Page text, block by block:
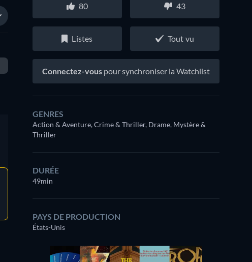
80 43
Listes Tout vu
Connectez-vous pour synchroniser la Watchlist
GENRES
Action & Aventure, Crime & Thriller, Drame, Mystère &
Thriller
DURÉE
49min
PAYS DE PRODUCTION
États-Unis